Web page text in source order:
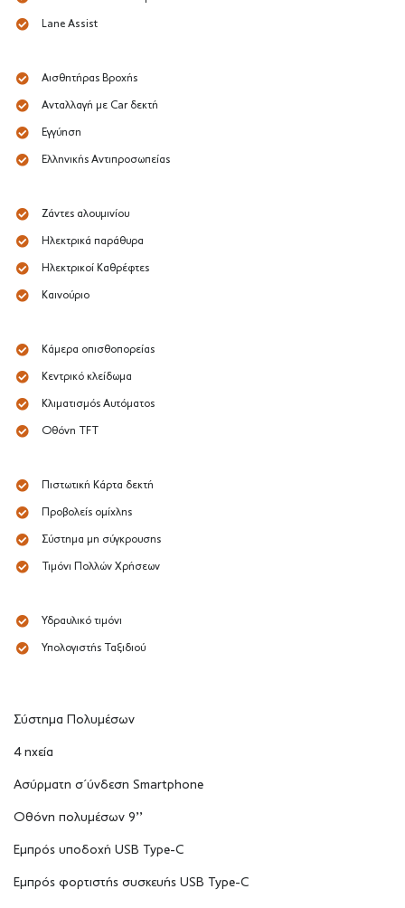
Lane Assist
Αισθητήρας Βροχής
Ανταλλαγή με Car δεκτή
Εγγύηση
Ελληνικής Αντιπροσωπείας
Ζάντες αλουμινίου
Ηλεκτρικά παράθυρα
Ηλεκτρικοί Καθρέφτες
Καινούριο
Κάμερα οπισθοπορείας
Κεντρικό κλείδωμα
Κλιματισμός Αυτόματος
Οθόνη TFT
Πιστωτική Κάρτα δεκτή
Προβολείς ομίχλης
Σύστημα μη σύγκρουσης
Τιμόνι Πολλών Χρήσεων
Υδραυλικό τιμόνι
Υπολογιστής Ταξιδιού
Σύστημα Πολυμέσων
4 ηχεία
Ασύρματη σ΄ύνδεση Smartphone
Οθόνη πολυμέσων 9’’
Εμπρός υποδοχή USB Type-C
Εμπρός φορτιστής συσκευής USB Type-C